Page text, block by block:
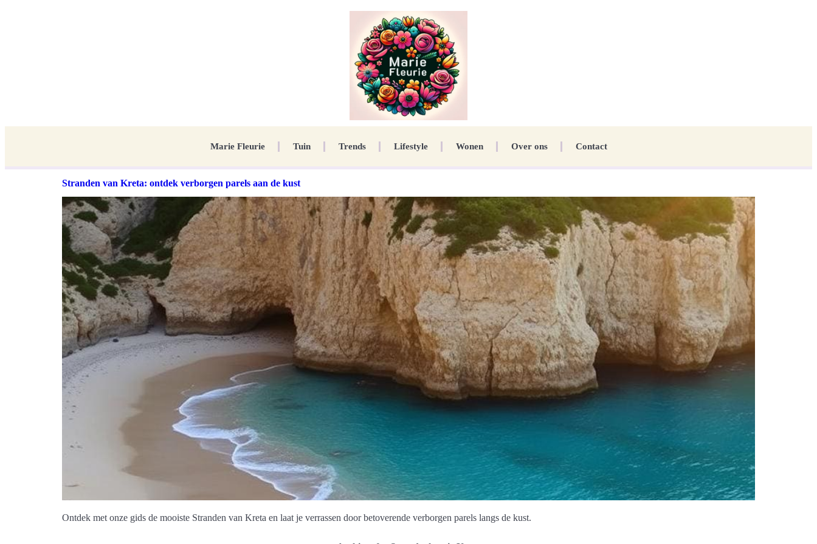
Marie Fleurie Tuin Trends Lifestyle Wonen Over ons Contact
Stranden van Kreta: ontdek verborgen parels aan de kust
Ontdek met onze gids de mooiste Stranden van Kreta en laat je verrassen door betoverende verborgen parels langs de kust.